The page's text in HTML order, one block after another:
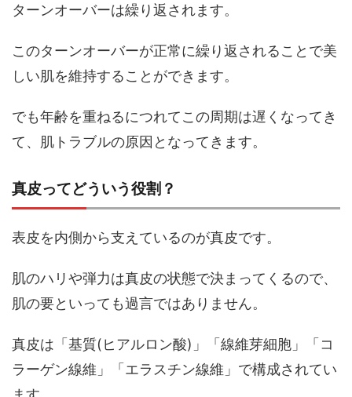
ターンオーバーは繰り返されます。
このターンオーバーが正常に繰り返されることで美
しい肌を維持することができます。
でも年齢を重ねるにつれてこの周期は遅くなってき
て、肌トラブルの原因となってきます。
真皮ってどういう役割？
表皮を内側から支えているのが真皮です。
肌のハリや弾力は真皮の状態で決まってくるので、
肌の要といっても過言ではありません。
真皮は「基質(ヒアルロン酸)」「線維芽細胞」「コ
ラーゲン線維」「エラスチン線維」で構成されてい